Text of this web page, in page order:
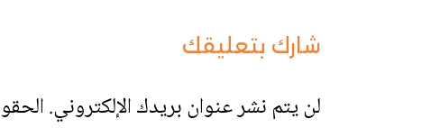
شارك بتعليقك
لن يتم نشر عنوان بريدك الإلكتروني.